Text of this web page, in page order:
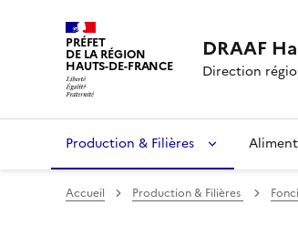
PRÉFET
DE LA RÉGION
HAUTS-DE-FRANCE
DRAAF
Direction
Production & Filières
Accueil Production & Filières